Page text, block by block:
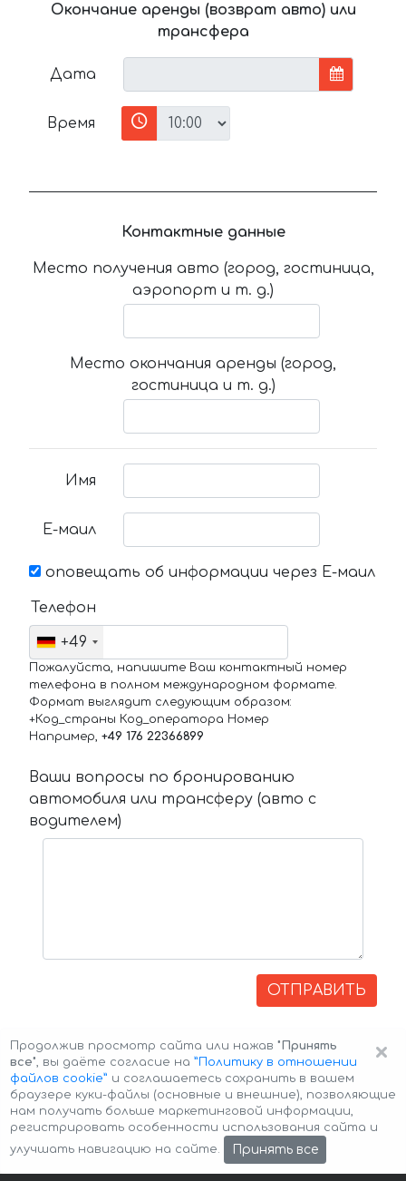
Окончание аренды (возврат авто) или
трансфера
Дата
Время
Контактные данные
Место получения авто (город, гостиница,
аэропорт и т. д.)
Место окончания аренды (город,
гостиница и т. д.)
Имя
Е-маил
оповещать об информации через Е-маил
Телефон
+49
Пожалуйста, напишите Ваш контактный номер
телефона в полном международном формате.
Формат выглядит следующим образом:
+Код_страны Код_оператора Номер
Например, +49 176 22366899
Ваши вопросы по бронированию
автомобиля или трансферу (авто с
водителем)
ОТПРАВИТЬ
Авторские права © 2026 Авто-Аренда Cookie Policy
×
Продолжив просмотр сайта или нажав "Принять
все", вы даёте согласие на ”Политику в отношении
файлов cookie” и соглашаетесь сохранить в вашем
браузере куки-файлы (основные и внешние), позволяющие
нам получать больше маркетинговой информации,
регистрировать особенности использования сайта и
улучшать навигацию на сайте.
Принять все